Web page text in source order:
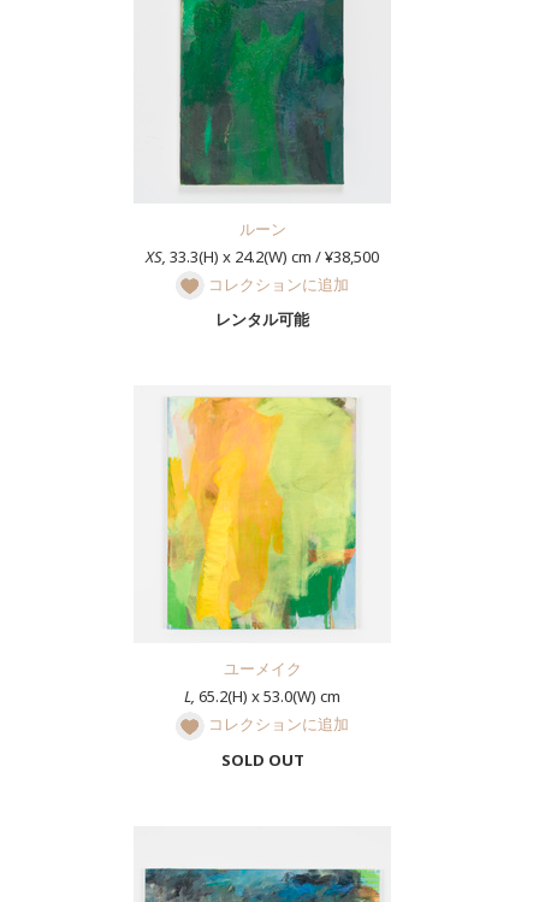
ルーン
XS, 33.3(H) x 24.2(W) cm / ¥38,500
コレクションに追加
レンタル可能
ユーメイク
L, 65.2(H) x 53.0(W) cm
コレクションに追加
SOLD OUT